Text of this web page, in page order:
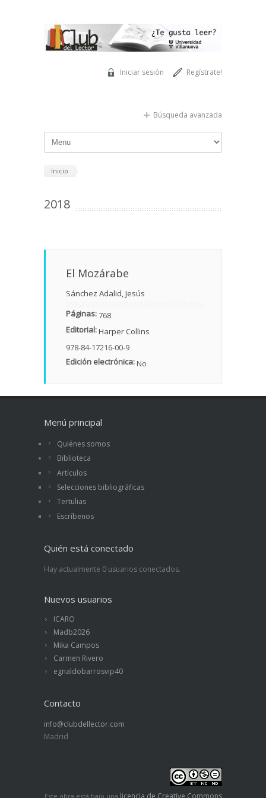
Regístrate!
Iniciar sesión
Búsqueda avanzada
Inicio
2018
El Mozárabe
Sánchez Adalid, Jesús
Páginas:768
Editorial:Harper Collins
978-84-17216-00-9
Edición electrónica:No
Menú principal
Quiénes somos
Biblioteca
Artículos
Selecciones bibliográficas
Tertulias
Escríbenos
Quién está conectado
Hay actualmente 0 usuarios conectados.
Nuevos usuarios
ICARO
Madb2026
Mika Campos
Carmen Rivero
egnaldobarrosvip40
Contacto
info@clubdellector.com
Madrid
Este obra está bajo una licencia de Creative Commons